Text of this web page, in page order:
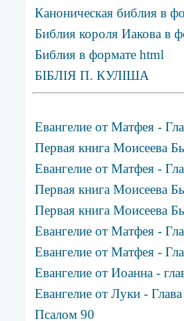
Каноническая библия в
Библия короля Иакова в
Библия в формате html
БІБЛІЯ П. КУЛІША
Евангелие от Матфея -
Первая книга Моисеева
Евангелие от Матфея -
Первая книга Моисеева
Первая книга Моисеева
Евангелие от Матфея -
Евангелие от Матфея -
Евангелие от Иоанна -
Евангелие от Луки -
Псалом 90